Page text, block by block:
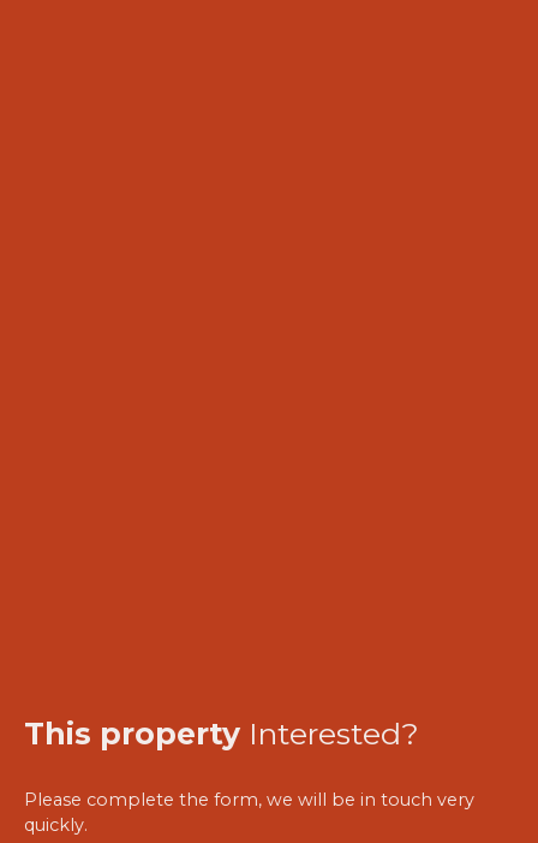
This property Interested?
Please complete the form, we will be in touch very
quickly.